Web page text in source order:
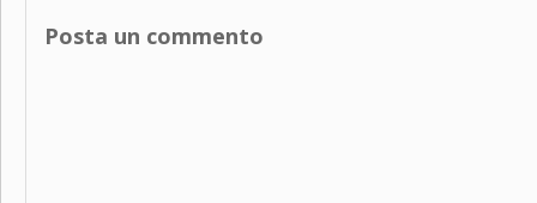
Posta un commento